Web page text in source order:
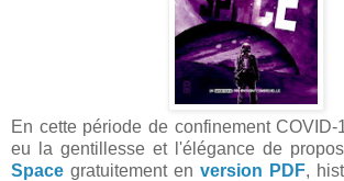
En cette période de confinement
eu la gentillesse et l'élégance de
Space gratuitement en version PDF,